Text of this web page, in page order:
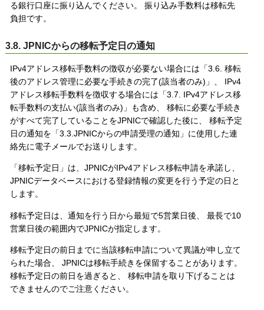
る銀行口座に振り込んでください。 振り込み手数料は移転先
負担です。
3.8. JPNICからの移転予定日の通知
IPv4アドレス移転手数料の徴収が必要ない場合には「3.6. 移転
後のアドレス管理に必要な手続きの完了(該当者のみ)」、 IPv4
アドレス移転手数料を徴収する場合には「3.7. IPv4アドレス移
転手数料の支払い(該当者のみ)」も含め、 移転に必要な手続き
がすべて完了していることをJPNICで確認した後に、 移転予定
日の通知を「3.3.JPNICからの申請受理の通知」に使用した連
絡先に電子メールでお送りします。
「移転予定日」は、JPNICがIPv4アドレス移転申請を承諾し、
JPNICデータベースにおける登録情報の変更を行う予定の日と
します。
移転予定日は、通知を行う日から最短で5営業日後、 最長で10
営業日後の範囲内でJPNICが指定します。
移転予定日の前日までに当該移転申請について異議が申し立て
られた場合、 JPNICは移転手続きを保留することがあります。
移転予定日の前日を過ぎると、 移転申請を取り下げることは
できませんのでご注意ください。